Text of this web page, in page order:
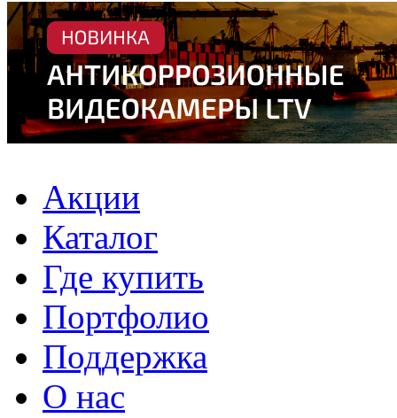
Акции
Каталог
Где купить
Портфолио
Поддержка
О нас